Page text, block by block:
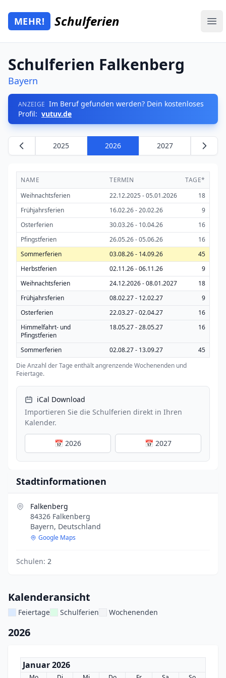
Zum Hauptinhalt springen
Mehr Schulferien
MEHR! Schulferien
Schulferien Falkenberg
Bayern
ANZEIGE Im Beruf gefunden werden? Dein kostenloses
Profil: vutuv.de
2025 2026 2027
NAME TERMIN
TAGE*
Weihnachtsferien
22.12.2025 - 05.01.2026
18
Frühjahrsferien
16.02.26 - 20.02.26
9
Osterferien
30.03.26 - 10.04.26
16
Pfingstferien
26.05.26 - 05.06.26
16
Sommerferien
03.08.26 - 14.09.26
45
Herbstferien
02.11.26 - 06.11.26
9
Weihnachtsferien
24.12.2026 - 08.01.2027
18
Frühjahrsferien
08.02.27 - 12.02.27
9
Osterferien
22.03.27 - 02.04.27
16
Himmelfahrt- und
Pfingstferien
18.05.27 - 28.05.27 16
Sommerferien 02.08.27 - 13.09.27
45
Die Anzahl der Tage enthält angrenzende Wochenenden und
Feiertage.
iCal Download
Importieren Sie die Schulferien direkt in Ihren
Kalender.
📅 2026 📅 2027
Stadtinformationen
Falkenberg
84326 Falkenberg
Bayern, Deutschland
Google Maps
Schulen: 2
Kalenderansicht
Feiertage Schulferien Wochenenden
2026
Januar 2026